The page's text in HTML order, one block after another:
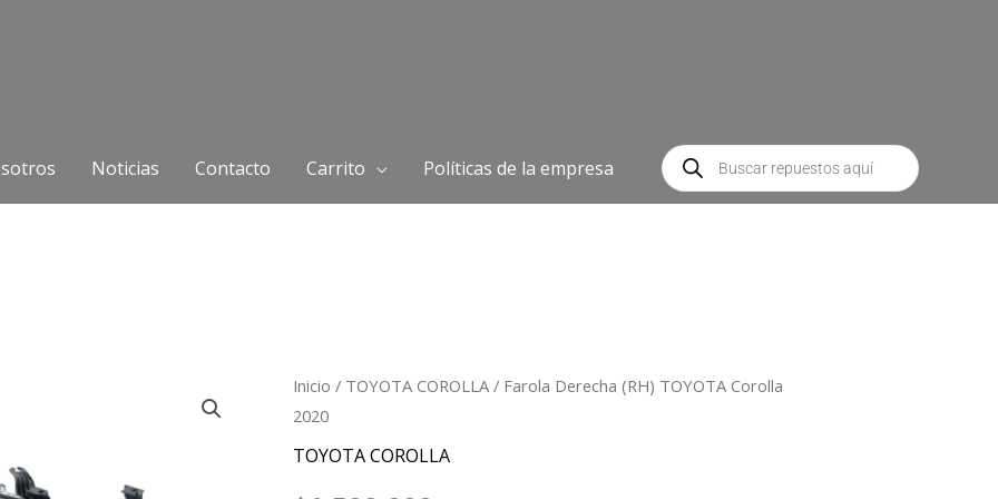
Noticias Contacto Carrito Políticas de la empresa
Búsqueda
de
productos
Inicio / TOYOTA COROLLA / Farola Derecha (RH) TOYOTA Corolla
2020
TOYOTA COROLLA
Farola
Derecha
(RH)